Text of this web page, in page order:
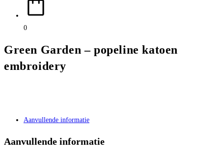
0
Green Garden – popeline katoen
embroidery
Aanvullende informatie
Aanvullende informatie